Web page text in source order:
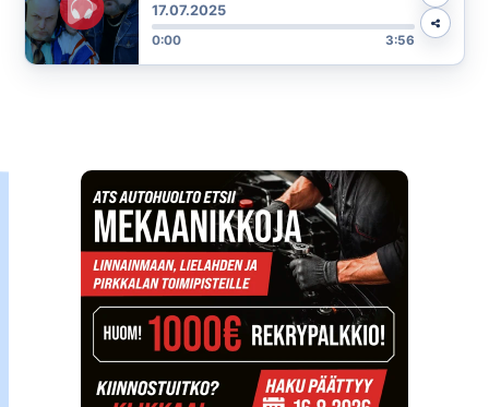
17.07.2025
0:00 3:56